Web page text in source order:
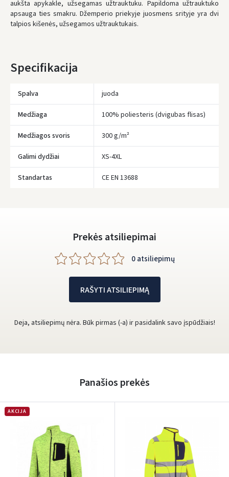
UŽSAKYMUS NUO80 € PRISTATOME NEMOKAMAI!
IKI NEMOKAMO PRISTATYMO TRŪKSTA:
aukšta apykakle, užsegamas užtrauktuku. Papildoma užtrauktuko
apsauga ties smakru. Džemperio priekyje juosmens srityje yra dvi
talpios kišenės, užsegamos užtrauktukais.
Specifikacija
Spalva juoda
Medžiaga 100% poliesteris (dvigubas flisas)
Medžiagos svoris 300 g/m²
Galimi dydžiai XS-4XL
Standartas CE EN 13688
Prekės atsiliepimai
0 atsiliepimų
RAŠYTI ATSILIEPIMĄ
Deja, atsiliepimų nėra. Būk pirmas (-a) ir pasidalink savo įspūdžiais!
Įvertinimas:
Panašios prekės
AKCIJA
Prisijungti
Pamiršote slaptažodį?
ARBA
Facebook